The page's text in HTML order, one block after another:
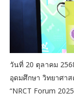
วันที่ 20 ตุลาคม
อุดมศึกษา วิทยาศา
“NRCT Forum